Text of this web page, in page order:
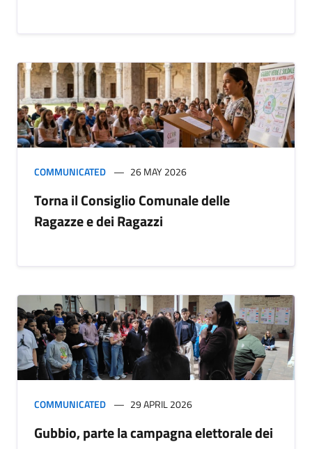
COMMUNICATED 26 MAY 2026
Torna il Consiglio Comunale delle
Ragazze e dei Ragazzi
COMMUNICATED 29 APRIL 2026
Gubbio, parte la campagna elettorale dei